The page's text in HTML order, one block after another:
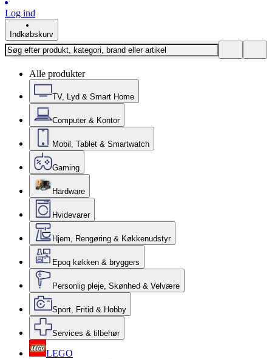
Log ind
Indkøbskurv
Alle produkter
TV, Lyd & Smart Home
Computer & Kontor
Mobil, Tablet & Smartwatch
Gaming
Hardware
Hvidevarer
Hjem, Rengøring & Køkkenudstyr
Epoq køkken & bryggers
Personlig pleje, Skønhed & Velvære
Sport, Fritid & Hobby
Services & tilbehør
LEGO